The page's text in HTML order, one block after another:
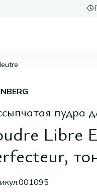
пудра
Libre
001095